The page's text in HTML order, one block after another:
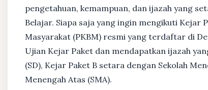
pengetahuan, kemampuan, dan ijazah yang
Belajar. Siapa saja yang ingin mengikuti Kejar
Masyarakat (PKBM) resmi yang terdaftar di
Ujian Kejar Paket dan mendapatkan ijazah
(SD), Kejar Paket B setara dengan Sekolah
Menengah Atas (SMA).